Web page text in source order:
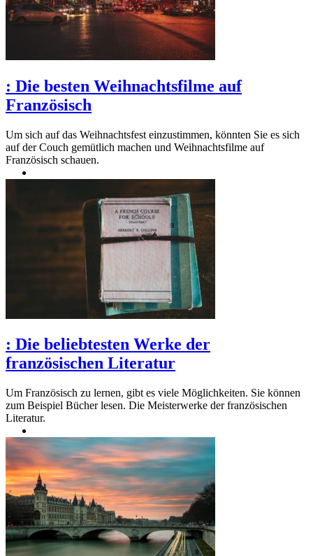
: Die besten Weihnachtsfilme auf
Französisch
Um sich auf das Weihnachtsfest einzustimmen, könnten Sie es sich
auf der Couch gemütlich machen und Weihnachtsfilme auf
Französisch schauen.
: Die beliebtesten Werke der
französischen Literatur
Um Französisch zu lernen, gibt es viele Möglichkeiten. Sie können
zum Beispiel Bücher lesen. Die Meisterwerke der französischen
Literatur.